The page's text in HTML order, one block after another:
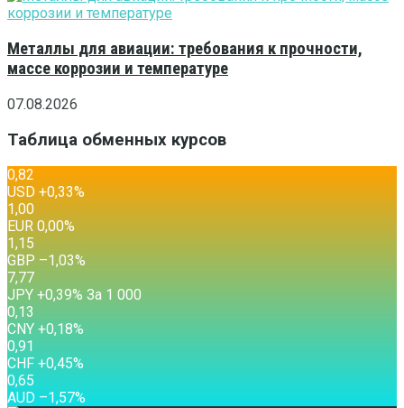
Металлы для авиации: требования к прочности,
массе коррозии и температуре
07.08.2026
Таблица обменных курсов
0,82
USD +0,33%
1,00
EUR 0,00%
1,15
GBP –1,03%
7,77
JPY +0,39% За 1 000
0,13
CNY +0,18%
0,91
CHF +0,45%
0,65
AUD –1,57%